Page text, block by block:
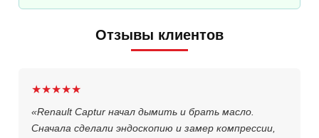
Отзывы клиентов
★★★★★
«Renault Captur начал дымить и брать масло.
Сначала сделали эндоскопию и замер компрессии,